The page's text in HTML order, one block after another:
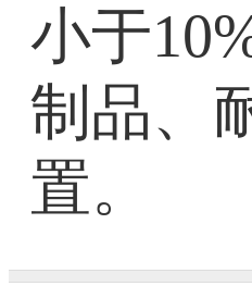
小于
制品、
置。